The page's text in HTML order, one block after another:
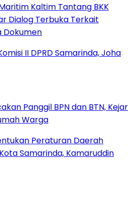
Kaltim Tantang BKK
Dialog Terbuka Terkait
Dokumen
Panggil BPN dan BTN, Kejar
Warga